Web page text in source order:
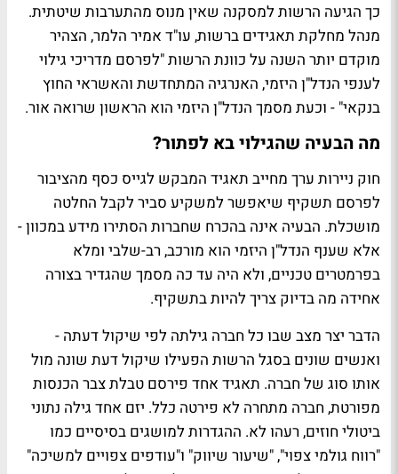
כך הגיעה הרשות למסקנה שאין מנוס מהתערבות שיטתית.
מנהל מחלקת תאגידים ברשות, עו"ד אמיר הלמר, הצהיר
מוקדם יותר השנה על כוונת הרשות "לפרסם מדריכי גילוי
לענפי הנדל"ן היזמי, האנרגיה המתחדשת והאשראי החוץ
בנקאי" - וכעת מסמך הנדל"ן היזמי הוא הראשון שרואה אור.
מה הבעיה שהגילוי בא לפתור?
חוק ניירות ערך מחייב תאגיד המבקש לגייס כסף מהציבור
לפרסם תשקיף שיאפשר למשקיע סביר לקבל החלטה
מושכלת. הבעיה אינה בהכרח שחברות הסתירו מידע במכוון -
אלא שענף הנדל"ן היזמי הוא מורכב, רב-שלבי ומלא
בפרמטרים טכניים, ולא היה עד כה מסמך שהגדיר בצורה
אחידה מה בדיוק צריך להיות בתשקיף.
הדבר יצר מצב שבו כל חברה גילתה לפי שיקול דעתה -
ואנשים שונים בסגל הרשות הפעילו שיקול דעת שונה מול
אותו סוג של חברה. תאגיד אחד פירסם טבלת צבר הכנסות
מפורטת, חברה מתחרה לא פירטה כלל. יזם אחד גילה נתוני
ביטולי חוזים, רעהו לא. ההגדרות למושגים בסיסיים כמו
"רווח גולמי צפוי", "שיעור שיווק" ו"עודפים צפויים למשיכה"